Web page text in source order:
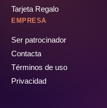
Tarjeta Regalo
EMPRESA
Ser patrocinador
Contacta
Términos de uso
Privacidad